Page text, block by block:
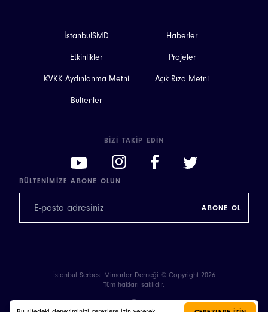
İstanbulSMD Haberler
Etkinlikler Projeler
KVKK Aydınlanma Metni Açık Rıza Metni
Bültenler
BIZI TAKIP EDIN
BÜLTENIMIZE ABONE OLUN
İstanbul Serbest Mimarlar Derneği © Copyright 2026
Tüm hakları saklıdır.